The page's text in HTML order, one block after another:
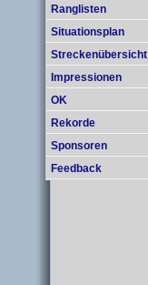
Ranglisten
Situationsplan
Streckenübersicht
Impressionen
OK
Rekorde
Sponsoren
Feedback